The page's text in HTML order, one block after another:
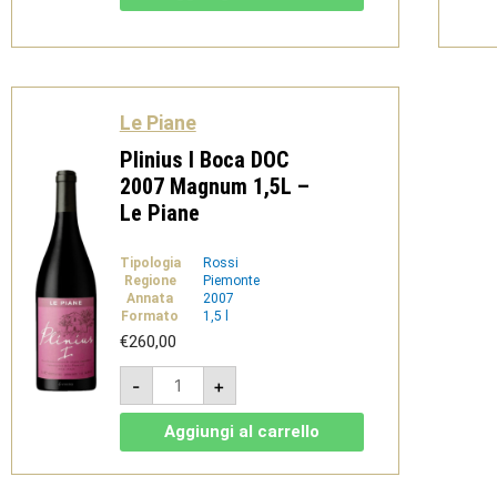
-
Piane
Le Piane
Plinius I Boca DOC
2007 Magnum 1,5L –
Le Piane
Tipologia
Rossi
Regione
Piemonte
Annata
2007
Formato
1,5 l
€260,00
-
Plinius
Boca
DOC
2007
Magnum
1,5L
+
Aggiungi al carrello